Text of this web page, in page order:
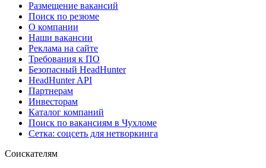
Размещение вакансий
Поиск по резюме
О компании
Наши вакансии
Реклама на сайте
Требования к ПО
Безопасный HeadHunter
HeadHunter API
Партнерам
Инвесторам
Каталог компаний
Поиск по вакансиям в Чухломе
Сетка: соцсеть для нетворкинга
Соискателям